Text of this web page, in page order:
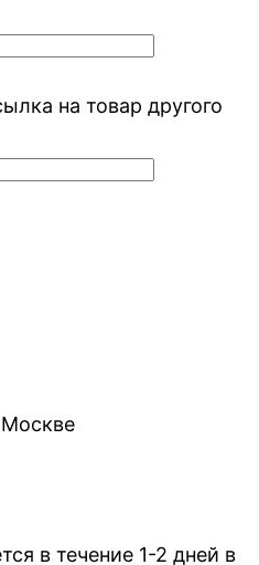
на товар другого
в течение 1-2 дней в